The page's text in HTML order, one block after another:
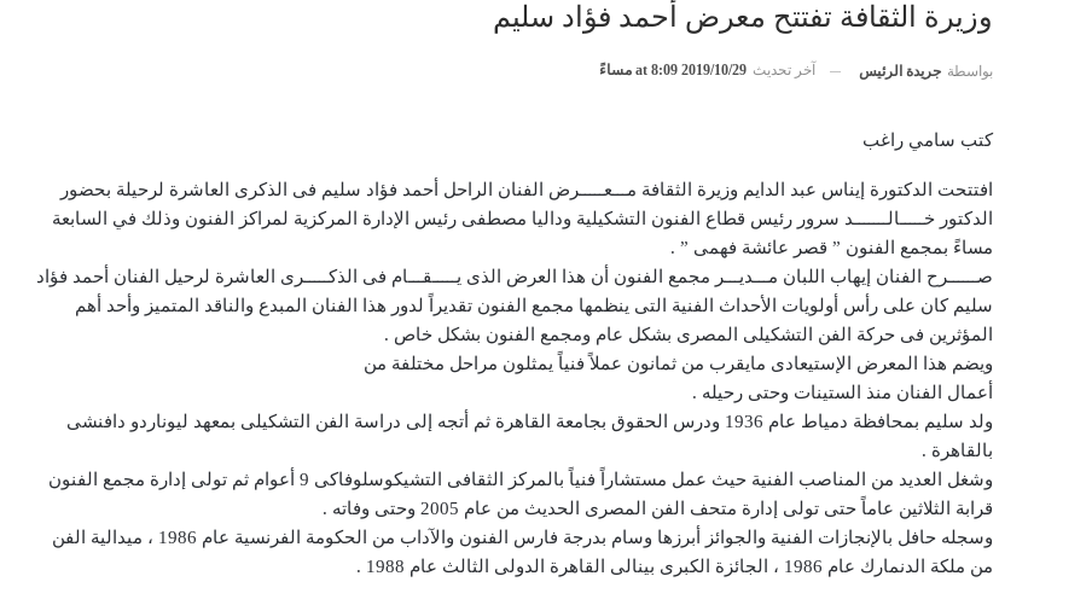
وزيرة الثقافة تفتتح معرض أحمد فؤاد سليم
بواسطة جريدة الرئيس آخر تحديث 2019/10/29 at 8:09 مساءً
كتب سامي راغب
افتتحت الدكتورة إيناس عبد الدايم وزيرة الثقافة مـــعـــــرض الفنان الراحل أحمد فؤاد سليم فى الذكرى العاشرة لرحيلة بحضور
الدكتور خـــــالـــــــد سرور رئيس قطاع الفنون التشكيلية وداليا مصطفى رئيس الإدارة المركزية لمراكز الفنون وذلك في السابعة
مساءً بمجمع الفنون ” قصر عائشة فهمى ” .
صــــــرح الفنان إيهاب اللبان مـــديـــر مجمع الفنون أن هذا العرض الذى يـــــقـــام فى الذكـــــرى العاشرة لرحيل الفنان أحمد فؤاد
سليم كان على رأس أولويات الأحداث الفنية التى ينظمها مجمع الفنون تقديراً لدور هذا الفنان المبدع والناقد المتميز وأحد أهم
المؤثرين فى حركة الفن التشكيلى المصرى بشكل عام ومجمع الفنون بشكل خاص .
ويضم هذا المعرض الإستيعادى مايقرب من ثمانون عملاً فنياً يمثلون مراحل مختلفة من
أعمال الفنان منذ الستينات وحتى رحيله .
ولد سليم بمحافظة دمياط عام 1936 ودرس الحقوق بجامعة القاهرة ثم أتجه إلى دراسة الفن التشكيلى بمعهد ليوناردو دافنشى
بالقاهرة .
وشغل العديد من المناصب الفنية حيث عمل مستشاراً فنياً بالمركز الثقافى التشيكوسلوفاكى 9 أعوام ثم تولى إدارة مجمع الفنون
قرابة الثلاثين عاماً حتى تولى إدارة متحف الفن المصرى الحديث من عام 2005 وحتى وفاته .
وسجله حافل بالإنجازات الفنية والجوائز أبرزها وسام بدرجة فارس الفنون والآداب من الحكومة الفرنسية عام 1986 ، ميدالية الفن
من ملكة الدنمارك عام 1986 ، الجائزة الكبرى بينالى القاهرة الدولى الثالث عام 1988 .